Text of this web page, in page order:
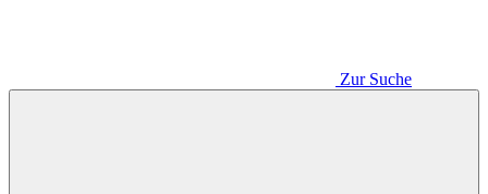
Zur Suche